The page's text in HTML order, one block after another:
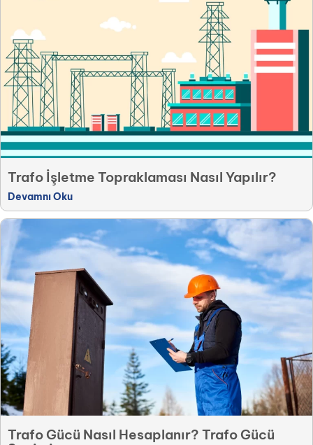
Trafo İşletme Topraklaması Nasıl Yapılır?
Devamnı Oku
Trafo Gücü Nasıl Hesaplanır? Trafo Gücü